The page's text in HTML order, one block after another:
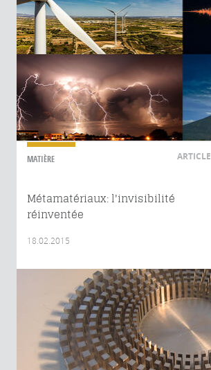
MATIÈRE ARTICLE
Métamatériaux: l'invisibilité
réinventée
18.02.2015